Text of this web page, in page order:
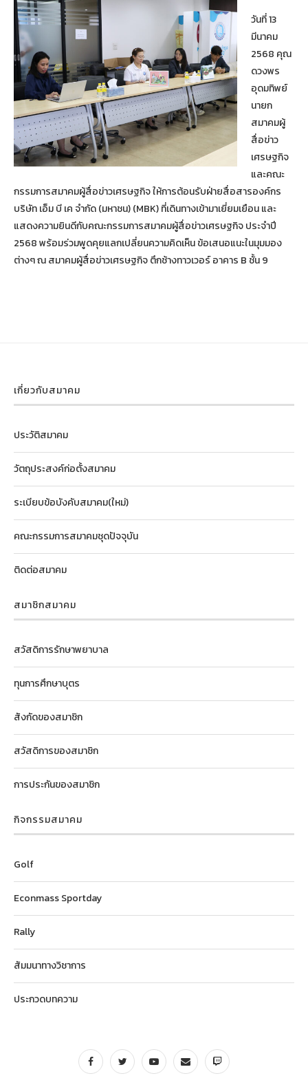
วันที่ 13
มีนาคม
2568 คุณ
ดวงพร
อุดมทิพย์
นายก
สมาคมผู้
สื่อข่าว
เศรษฐกิจ
และคณะ
กรรมการสมาคมผู้สื่อข่าวเศรษฐกิจ ให้การต้อนรับฝ่ายสื่อสารองค์กร
บริษัท เอ็ม บี เค จำกัด (มหาชน) (MBK) ที่เดินทางเข้ามาเยี่ยมเยือน และ
แสดงความยินดีกับคณะกรรมการสมาคมผู้สื่อข่าวเศรษฐกิจ ประจำปี
2568 พร้อมร่วมพูดคุยแลกเปลี่ยนความคิดเห็น ข้อเสนอแนะในมุมมอง
ต่างๆ ณ สมาคมผู้สื่อข่าวเศรษฐกิจ ตึกช้างทาวเวอร์ อาคาร B ชั้น 9
เกี่ยวกับสมาคม
ประวัติสมาคม
วัตถุประสงค์ก่อตั้งสมาคม
ระเบียบข้อบังคับสมาคม(ใหม่)
คณะกรรมการสมาคมชุดปัจจุบัน
ติดต่อสมาคม
สมาชิกสมาคม
สวัสดิการรักษาพยาบาล
ทุนการศึกษาบุตร
สังกัดของสมาชิก
สวัสดิการของสมาชิก
การประกันของสมาชิก
กิจกรรมสมาคม
Golf
Econmass Sportday
Rally
สัมมนาทางวิชาการ
ประกวดบทความ